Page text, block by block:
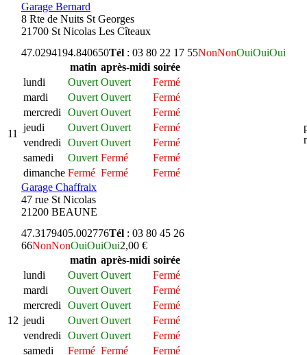
Garage Bernard
8 Rte de Nuits St Georges
21700 St Nicolas Les Cîteaux
11
47.0294194.840650Tél : 03 80 22 17 55NonNonOuiOuiOui
matin après-midi soirée
lundi
Ouvert Ouvert
Fermé
mardi
Ouvert Ouvert
Fermé
mercredi
Ouvert Ouvert
Fermé
jeudi
Ouvert Ouvert
Fermé
vendredi
Ouvert Ouvert
Fermé
samedi
Ouvert Fermé
Fermé
dimanche Fermé Fermé
Fermé
Garage Chaffraix
47 rue St Nicolas
21200 BEAUNE
12
47.3179405.002776Tél : 03 80 45 26
66NonNonOuiOuiOui2,00 €
matin après-midi soirée
lundi
Ouvert Ouvert
Fermé
mardi
Ouvert Ouvert
Fermé
mercredi
Ouvert Ouvert
Fermé
jeudi
Ouvert Ouvert
Fermé
vendredi
Ouvert Ouvert
Fermé
samedi
Fermé Fermé Fermé